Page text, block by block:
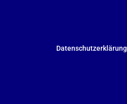
Datenschutzerklärung